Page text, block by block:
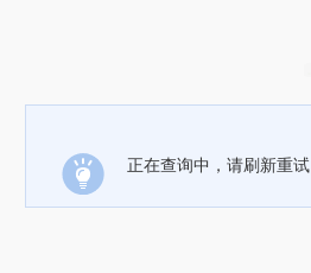
正在查询中，请刷新重试